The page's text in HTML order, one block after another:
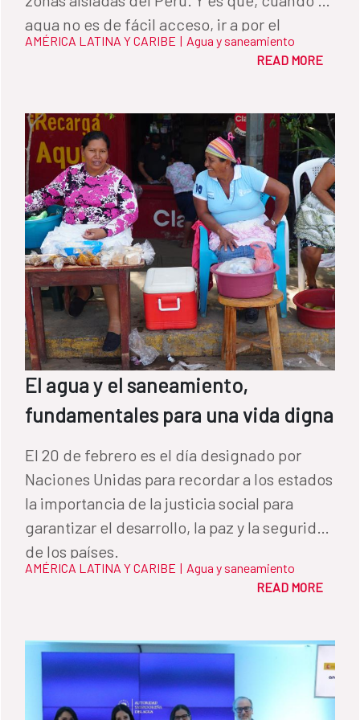
agua no es de fácil acceso, ir a por el
recurso y almacenarla es una de las
AMÉRICA LATINA Y CARIBE | Agua y saneamiento
READ MORE
El agua y el saneamiento,
fundamentales para una vida digna
El 20 de febrero es el día designado por
Naciones Unidas para recordar a los estados
la importancia de la justicia social para
garantizar el desarrollo, la paz y la seguridad
de los países.
AMÉRICA LATINA Y CARIBE | Agua y saneamiento
READ MORE